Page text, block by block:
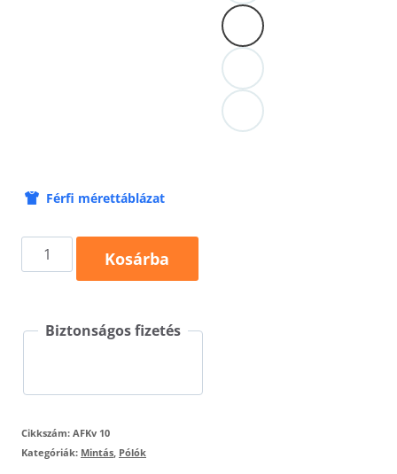
Férfi mérettáblázat
you
férfi
mennyiség
Kosárba
Biztonságos fizetés
Cikkszám: AFKv 10
Kategóriák: Mintás, Pólók